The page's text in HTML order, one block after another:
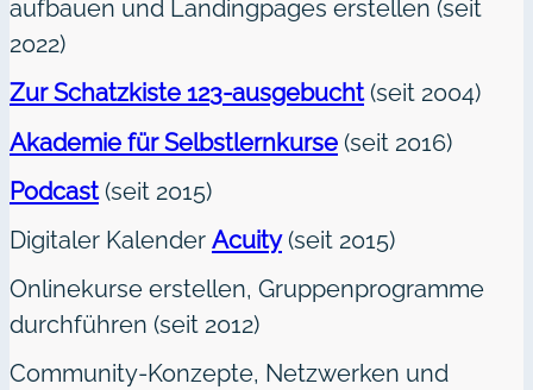
aufbauen und Landingpages erstellen (seit
2022)
Zur Schatzkiste 123-ausgebucht(seit 2004)
Akademie für Selbstlernkurse (seit 2016)
Podcast(seit 2015)
Digitaler Kalender Acuity(seit 2015)
Onlinekurse erstellen, Gruppenprogramme
durchführen (seit 2012)
Community-Konzepte, Netzwerken und